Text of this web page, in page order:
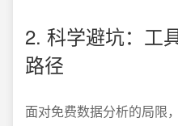
2. 科学避坑：工
路径
面对免费数据分析的局限，